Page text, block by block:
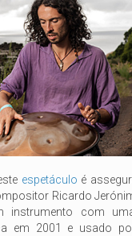
espetáculo é
Ricardo
instrumento com
em 2001 e usado